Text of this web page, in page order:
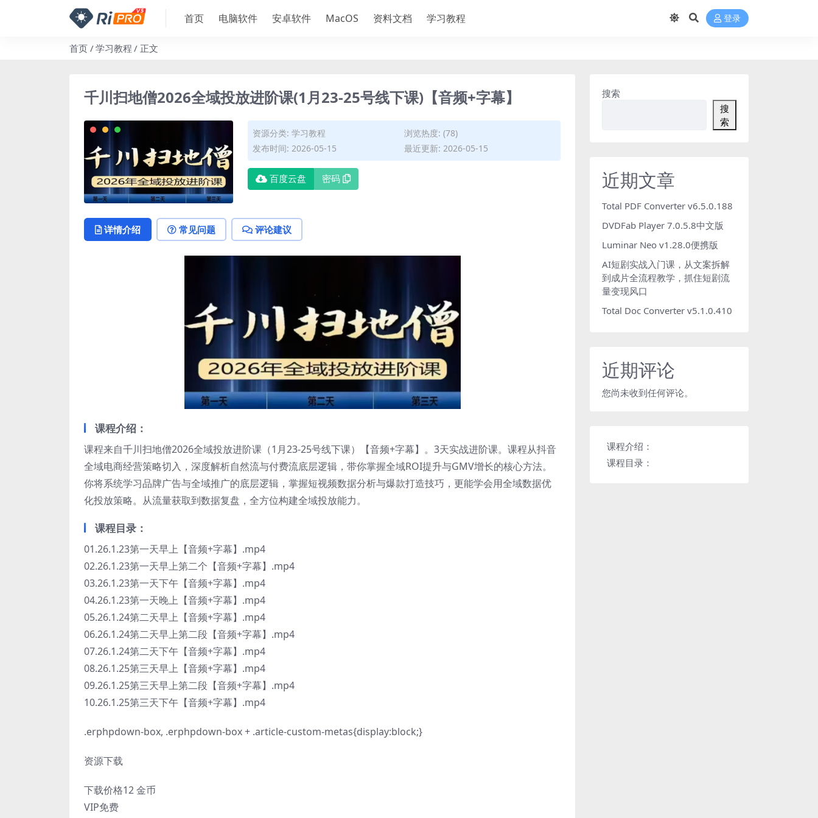
首页 电脑软件 安卓软件 MacOS 资料文档 学习教程 登录
首页 学习教程 正文
千川扫地僧2026全域投放进阶课(1月23-25号线下课)【音频+字幕】
资源分类: 学习教程
浏览热度: (78)
发布时间: 2026-05-15
最近更新: 2026-05-15
百度云盘 密码
详情介绍 常见问题 评论建议
课程介绍：
课程来自千川扫地僧2026全域投放进阶课（1月23-25号线下课）【音频+字幕】。3天实战进阶课。课程从抖音
全域电商经营策略切入，深度解析自然流与付费流底层逻辑，带你掌握全域ROI提升与GMV增长的核心方法。
你将系统学习品牌广告与全域推广的底层逻辑，掌握短视频数据分析与爆款打造技巧，更能学会用全域数据优
化投放策略。从流量获取到数据复盘，全方位构建全域投放能力。
课程目录：
01.26.1.23第一天早上【音频+字幕】.mp4
02.26.1.23第一天早上第二个【音频+字幕】.mp4
03.26.1.23第一天下午【音频+字幕】.mp4
04.26.1.23第一天晚上【音频+字幕】.mp4
05.26.1.24第二天早上【音频+字幕】.mp4
06.26.1.24第二天早上第二段【音频+字幕】.mp4
07.26.1.24第二天下午【音频+字幕】.mp4
08.26.1.25第三天早上【音频+字幕】.mp4
09.26.1.25第三天早上第二段【音频+字幕】.mp4
10.26.1.25第三天下午【音频+字幕】.mp4
.erphpdown-box, .erphpdown-box + .article-custom-metas{display:block;}
资源下载
下载价格12金币
VIP免费
搜索
搜
索
近期文章
Total PDF Converter v6.5.0.188
DVDFab Player 7.0.5.8中文版
Luminar Neo v1.28.0便携版
AI短剧实战入门课，从文案拆解
到成片全流程教学，抓住短剧流
量变现风口
Total Doc Converter v5.1.0.410
近期评论
您尚未收到任何评论。
课程介绍：
课程目录：